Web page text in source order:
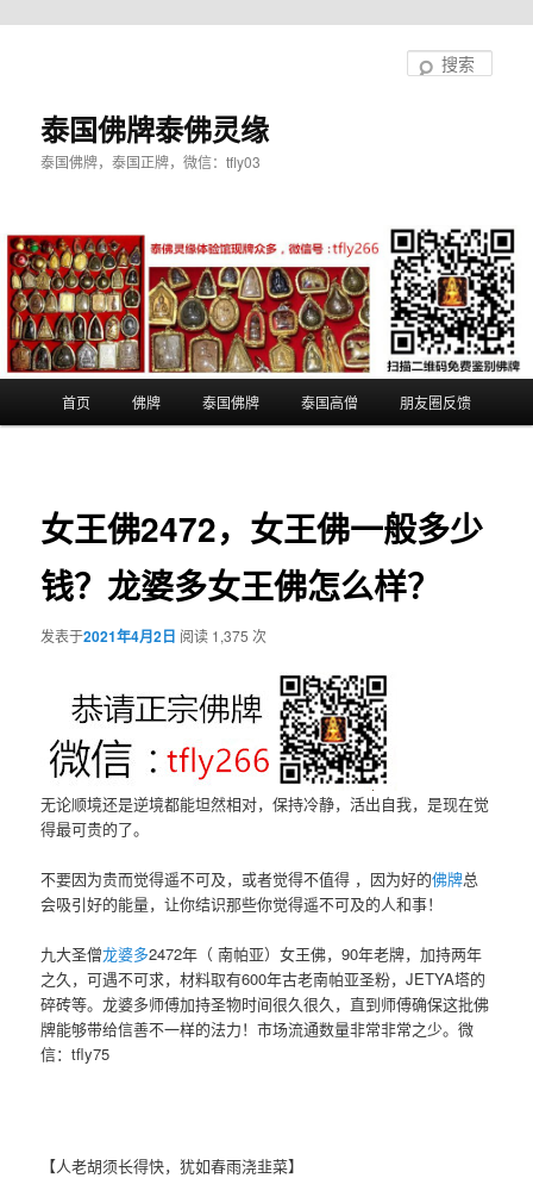
泰国佛牌泰佛灵缘
泰国佛牌，泰国正牌，微信：tfly03
首页 佛牌 泰国佛牌 泰国高僧 朋友圈反馈
女王佛2472，女王佛一般多少
钱？龙婆多女王佛怎么样？
发表于2021年4月2日 阅读 1,375 次
无论顺境还是逆境都能坦然相对，保持冷静，活出自我，是现在觉
得最可贵的了。
不要因为贵而觉得遥不可及，或者觉得不值得 ，因为好的佛牌总
会吸引好的能量，让你结识那些你觉得遥不可及的人和事！
九大圣僧龙婆多2472年（ 南帕亚）女王佛，90年老牌，加持两年
之久，可遇不可求，材料取有600年古老南帕亚圣粉，JETYA塔的
碎砖等。龙婆多师傅加持圣物时间很久很久，直到师傅确保这批佛
牌能够带给信善不一样的法力！市场流通数量非常非常之少。微
信：tfly75
【人老胡须长得快，犹如春雨浇韭菜】